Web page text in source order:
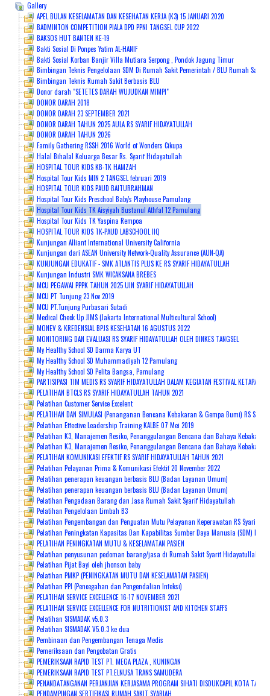
Gallery
APEL BULAN KESELAMATAN DAN KESEHATAN KERJA (K3) 15 JANUARI 2020
BADMINTON COMPETITION PIALA DPD PPNI TANGSEL CUP 2022
BAKSOS HUT BANTEN KE-19
Bakti Sosial Di Ponpes Yatim AL-HANIF
Bakti Sosial Korban Banjir Villa Mutiara Serpong , Pondok Jagung Timur
Bimbingan Teknis Pengelolaan SDM Di Rumah Sakit Pemerintah / BLU Rumah Sakit
Bimbingan Teknis Rumah Sakit Berbasis BLU
Donor darah "SETETES DARAH WUJUDKAN MIMPI"
DONOR DARAH 2018
DONOR DARAH 23 SEPTEMBER 2021
DONOR DARAH TAHUN 2025 AULA RS SYARIF HIDAYATULLAH
DONOR DARAH TAHUN 2026
Family Gathering RSSH 2016 World of Wonders Cikupa
Halal Bihalal Keluarga Besar Rs. Syarif Hidayatullah
HOSPITAL TOUR KIDS KB-TK HAMZAH
Hospital Tour Kids MIN 2 TANGSEL februari 2019
HOSPITAL TOUR KIDS PAUD BAITURRAHMAN
Hospital Tour Kids Preschool Baby's Playhouse Pamulang
Hospital Tour Kids TK Aisyiyah Bustanul Athfal 12 Pamulang
Hospital Tour Kids TK Yaspina Rempoa
HOSPITAL TOUR KIDS TK-PAUD LABSCHOOL IIQ
Kunjungan Alliant International University California
Kunjungan dari ASEAN University Network-Quality Assurance (AUN-QA)
KUNJUNGAN EDUKATIF - SMK ATLANTIS PLUS KE RS SYARIF HIDAYATULLAH
Kunjungan Industri SMK WICAKSANA BREBES
MCU PEGAWAI PPPK TAHUN 2025 UIN SYARIF HIDAYATULLAH
MCU PT Tunjung 23 Nov 2019
MCU PT.Tunjung Purbasari Sutadi
Medical Check Up JIMS (Jakarta International Multicultural School)
MONEV & KREDENSIAL BPJS KESEHATAN 16 AGUSTUS 2022
MONITORING DAN EVALUASI RS SYARIF HIDAYATULLAH OLEH DINKES TANGSEL
My Healthy School SD Darma Karya UT
My Healthy School SD Muhammadiyah 12 Pamulang
My Healthy School SD Pelita Bangsa, Pamulang
PARTISIPASI TIM MEDIS RS SYARIF HIDAYATULLAH DALAM KEGIATAN FESTIVAL
PELATIHAN BTCLS RS SYARIF HIDAYATULLAH TAHUN 2021
Pelatihan Customer Service Excelent
PELATIHAN DAN SIMULASI (Penanganan Bencana Kebakaran & Gempa Bumi) RS
Pelatihan Effective Leadership Training KALBE 07 Mei 2019
Pelatihan K3, Manajemen Resiko, Penanggulangan Bencana dan Bahaya Kebakaran
Pelatihan K3, Manajemen Resiko, Penanggulangan Bencana dan Bahaya Kebakaran
PELATIHAN KOMUNIKASI EFEKTIF RS SYARIF HIDAYATULLAH TAHUN 2021
Pelatihan Pelayanan Prima & Komunikasi Efektif 20 November 2022
Pelatihan penerapan keuangan berbasis BLU (Badan Layanan Umum)
Pelatihan penerapan keuangan berbasis BLU (Badan Layanan Umum)
Pelatihan Pengadaan Barang dan Jasa Rumah Sakit Syarif Hidayatullah
Pelatihan Pengelolaan Limbah B3
Pelatihan Pengembangan dan Penguatan Mutu Pelayanan Keperawatan RS Syarif
Pelatihan Peningkatan Kapasitas Dan Kapabilitas Sumber Daya Manusia (SDM)
PELATIHAN PENINGKATAN MUTU & KESELAMATAN PASIEN
Pelatihan penyusunan pedoman barang/jasa di Rumah Sakit Syarif Hidayatullah
Pelatihan Pijat Bayi oleh jhonson baby
Pelatihan PMKP (PENINGKATAN MUTU DAN KESELAMATAN PASIEN)
Pelatihan PPI (Pencegahan dan Pengendalian Infeksi)
PELATIHAN SERVICE EXCELLENCE 16-17 NOVEMBER 2021
PELATIHAN SERVICE EXCELLENCE FOR NUTRITIONIST AND KITCHEN STAFFS
Pelatihan SISMADAK v5.0.3
Pelatihan SISMADAK V5.0.3 ke dua
Pembinaan dan Pengembangan Tenaga Medis
Pemeriksaan dan Pengobatan Gratis
PEMERIKSAAN RAPID TEST PT. MEGA PLAZA , KUNINGAN
PEMERIKSAAN RAPID TEST PT.ELNUSA TRANS SAMUDERA
PENANDATANGANAN PERJANJIAN KERJASAMA PROGRAM SIHATI DISDUKCAPIL KOTA
PENDAMPINGAN SERTIFIKASI RUMAH SAKIT SYARIAH